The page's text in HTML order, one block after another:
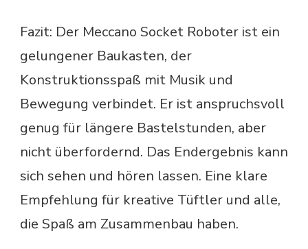
Fazit: Der Meccano Socket Roboter ist ein
gelungener Baukasten, der
Konstruktionsspaß mit Musik und
Bewegung verbindet. Er ist anspruchsvoll
genug für längere Bastelstunden, aber
nicht überfordernd. Das Endergebnis kann
sich sehen und hören lassen. Eine klare
Empfehlung für kreative Tüftler und alle,
die Spaß am Zusammenbau haben.